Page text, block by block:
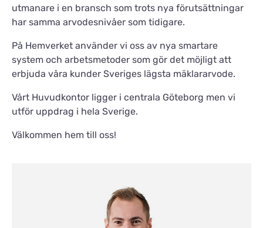
utmanare i en bransch som trots nya förutsättningar
har samma arvodesnivåer som tidigare.
På Hemverket använder vi oss av nya smartare
system och arbetsmetoder som gör det möjligt att
erbjuda våra kunder Sveriges lägsta mäklararvode.
Vårt Huvudkontor ligger i centrala Göteborg men vi
utför uppdrag i hela Sverige.
Välkommen hem till oss!